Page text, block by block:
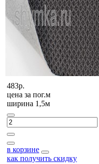
483р.
цена за пог.м
ширина 1,5м
в корзине
как получить скидку